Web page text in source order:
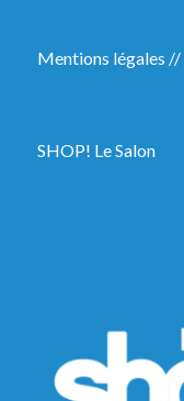
Mentions légales //
SHOP! Le Salon